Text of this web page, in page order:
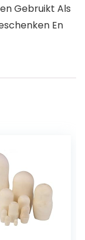
Gebruikt Als
En